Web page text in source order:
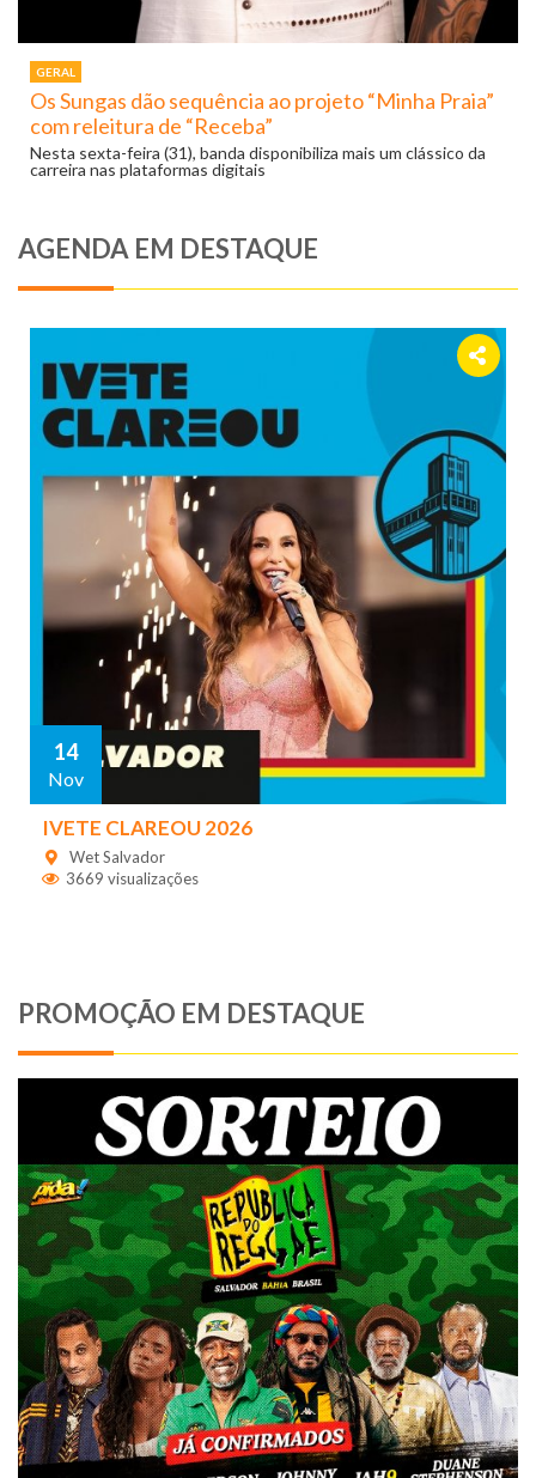
GERAL
Os Sungas dão sequência ao projeto “Minha Praia”
com releitura de “Receba”
Nesta sexta-feira (31), banda disponibiliza mais um clássico da
carreira nas plataformas digitais
AGENDA EM DESTAQUE
14
Nov
IVETE CLAREOU 2026
Wet Salvador
3669 visualizações
PROMOÇÃO EM DESTAQUE